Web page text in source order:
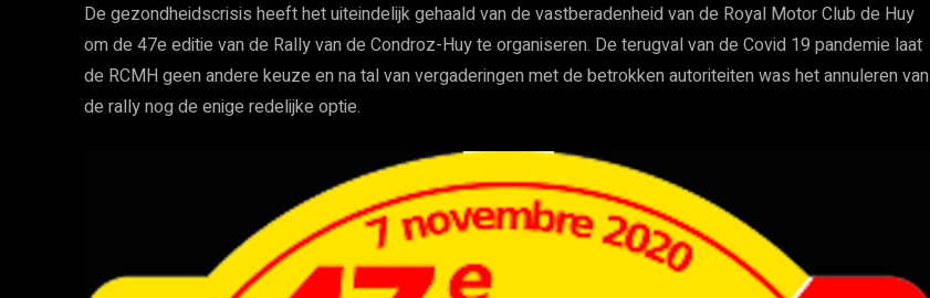
De gezondheidscrisis heeft het uiteindelijk gehaald van de vastberadenheid van de Royal Motor Club de Huy
om de 47e editie van de Rally van de Condroz-Huy te organiseren. De terugval van de Covid 19 pandemie laat
de RCMH geen andere keuze en na tal van vergaderingen met de betrokken autoriteiten was het annuleren van
de rally nog de enige redelijke optie.